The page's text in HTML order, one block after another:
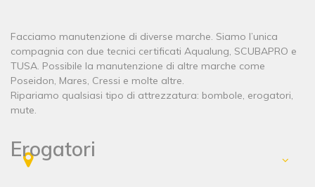
Facciamo manutenzione di diverse marche. Siamo l’unica
compagnia con due tecnici certificati Aqualung, SCUBAPRO e
TUSA. Possibile la manutenzione di altre marche come
Poseidon, Mares, Cressi e molte altre.
Ripariamo qualsiasi tipo di attrezzatura: bombole, erogatori,
mute.
Erogatori